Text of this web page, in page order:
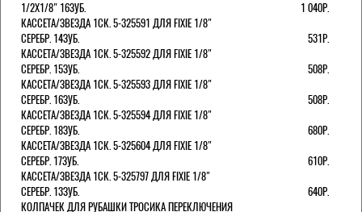
1/2X1/8" 16ЗУБ.
1 040Р.
КАССЕТА/ЗВЕЗДА 1СК. 5-325591 ДЛЯ FIXIE 1/8"
СЕРЕБР. 14ЗУБ.
531Р.
КАССЕТА/ЗВЕЗДА 1СК. 5-325592 ДЛЯ FIXIE 1/8"
СЕРЕБР. 15ЗУБ.
508Р.
КАССЕТА/ЗВЕЗДА 1СК. 5-325593 ДЛЯ FIXIE 1/8"
СЕРЕБР. 16ЗУБ.
508Р.
КАССЕТА/ЗВЕЗДА 1СК. 5-325594 ДЛЯ FIXIE 1/8"
СЕРЕБР. 18ЗУБ.
680Р.
КАССЕТА/ЗВЕЗДА 1СК. 5-325604 ДЛЯ FIXIE 1/8"
СЕРЕБР. 17ЗУБ.
610Р.
КАССЕТА/ЗВЕЗДА 1СК. 5-325797 ДЛЯ FIXIE 1/8"
СЕРЕБР. 13ЗУБ.
640Р.
КОЛПАЧЕК ДЛЯ РУБАШКИ ТРОСИКА ПЕРЕКЛЮЧЕНИЯ